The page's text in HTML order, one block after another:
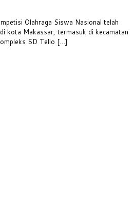
Olahraga Siswa Nasional telah
kota Makassar, termasuk di kecamatan
SD Tello […]